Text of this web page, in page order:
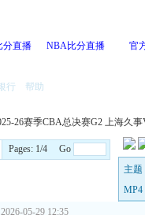
分直播 NBA比分直播 官
行 帮助
26赛季CBA总决赛G2 上海久
Pages: 1/4 Go
主题
MP4
05-29 12:35